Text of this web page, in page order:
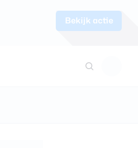
Bekijk actie